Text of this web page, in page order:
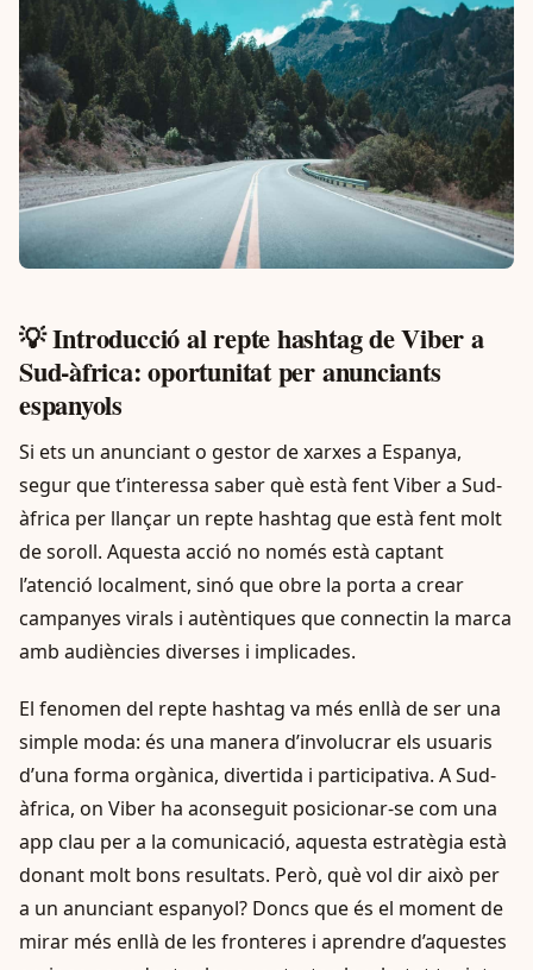
💡 Introducció al repte hashtag de Viber a
Sud-àfrica: oportunitat per anunciants
espanyols
Si ets un anunciant o gestor de xarxes a Espanya,
segur que t’interessa saber què està fent Viber a Sud-
àfrica per llançar un repte hashtag que està fent molt
de soroll. Aquesta acció no només està captant
l’atenció localment, sinó que obre la porta a crear
campanyes virals i autèntiques que connectin la marca
amb audiències diverses i implicades.
El fenomen del repte hashtag va més enllà de ser una
simple moda: és una manera d’involucrar els usuaris
d’una forma orgànica, divertida i participativa. A Sud-
àfrica, on Viber ha aconseguit posicionar-se com una
app clau per a la comunicació, aquesta estratègia està
donant molt bons resultats. Però, què vol dir això per
a un anunciant espanyol? Doncs que és el moment de
mirar més enllà de les fronteres i aprendre d’aquestes